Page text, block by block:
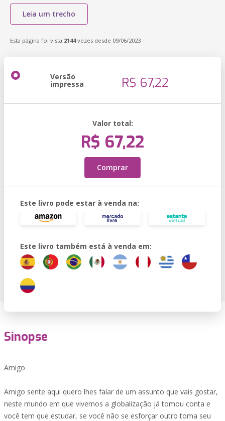
Leia um trecho
Esta página foi vista 2144vezes desde 09/06/2023
Versão
impressa R$ 67,22
Valor total:
R$ 67,22
Comprar
Este livro pode estar à venda na:
Este livro também está à venda em:
Sinopse
Amigo
Amigo sente aqui quero lhes falar de um assunto que vais gostar,
neste mundo em que vivemos a globalização já tomou conta e
você tem que estudar, se você não se esforçar outro toma seu